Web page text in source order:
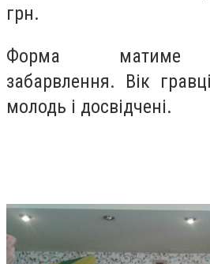
грн.
Форма матиме
забарвлення. Вік
молодь і досвідчені.